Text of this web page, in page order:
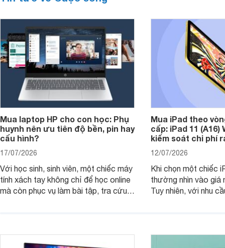
Mua laptop HP cho con học: Phụ
huynh nên ưu tiên độ bền, pin hay
cấu hình?
17/07/2026
Với học sinh, sinh viên, một chiếc máy
tính xách tay không chỉ để học online
mà còn phục vụ làm bài tập, tra cứu,
thay vì chỉ so sánh cấu hình trên giấy.
Mua iPad theo
cấp: iPad 11 (A16)
kiểm soát chi phí
12/07/2026
Khi chọn một chiếc
thường nhìn vào
Tuy nhiên, với nhu
không, dùng được